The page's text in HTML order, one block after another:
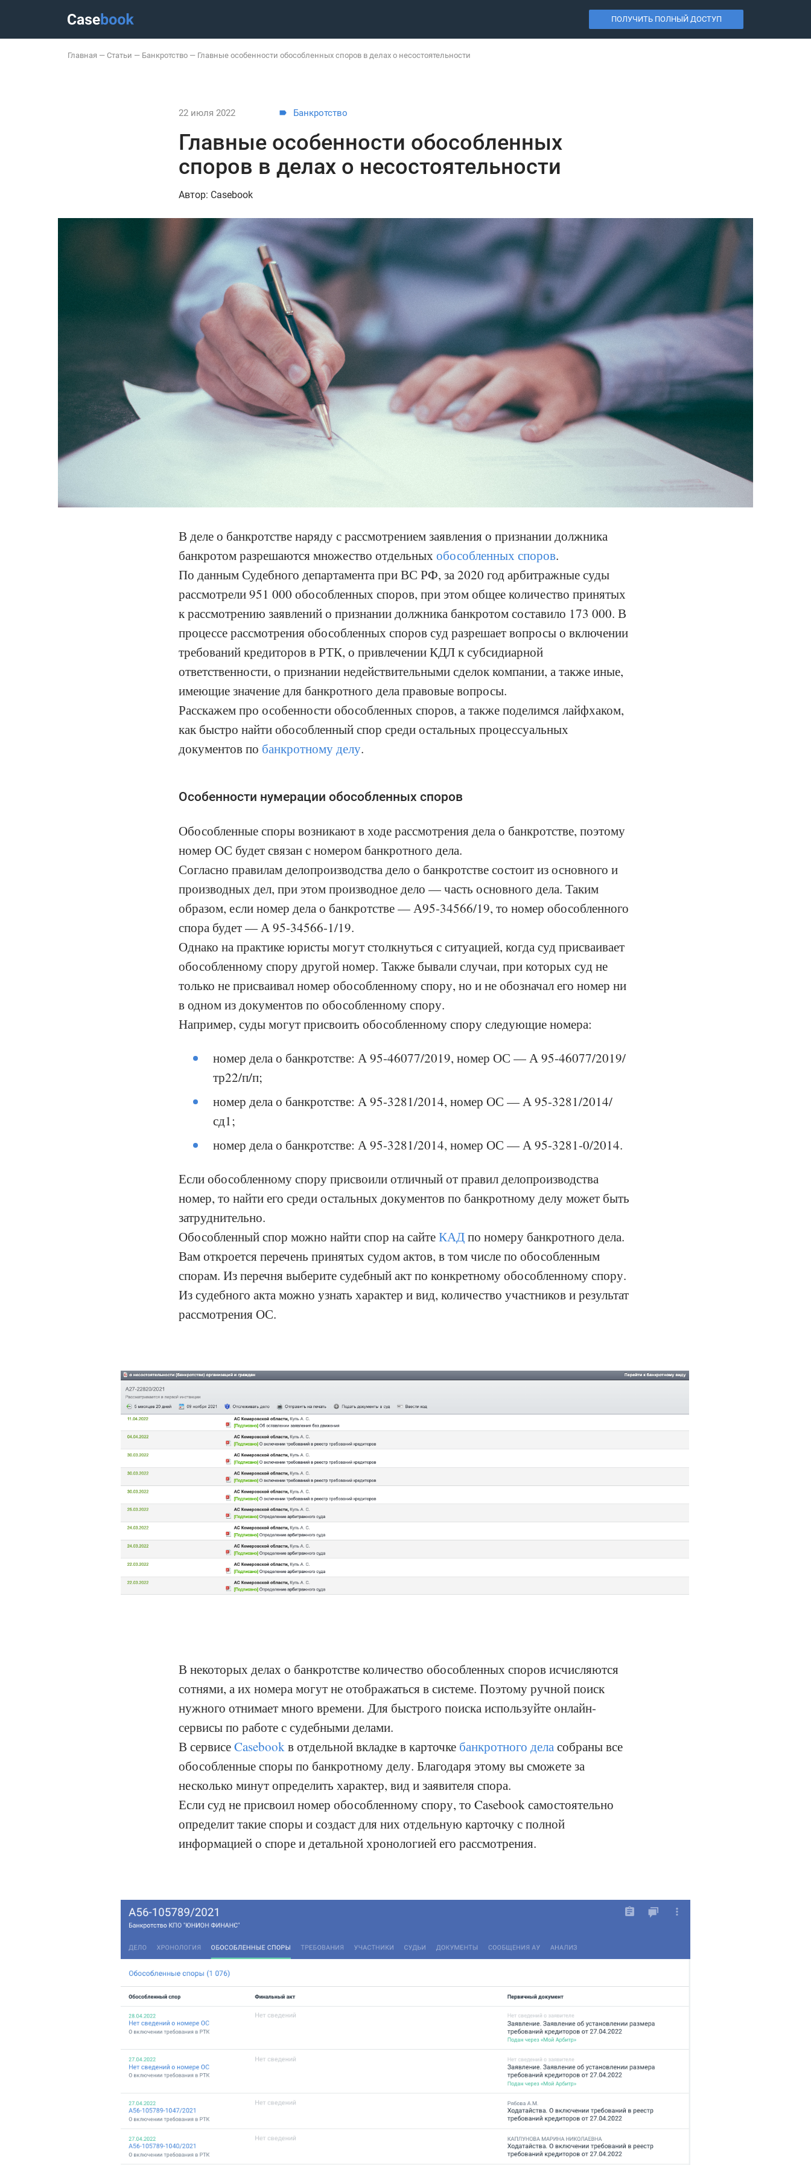
ПОЛУЧИТЬ ПОЛНЫЙ ДОСТУП
Главная — Статьи — Банкротство — Главные особенности обособленных споров в делах о несостоятельности
22 июля 2022 Банкротство
Главные особенности обособленных
споров в делах о несостоятельности
Автор: Casebook
В деле о банкротстве наряду с рассмотрением заявления о признании должника
банкротом разрешаются множество отдельныхобособленных споров.
По данным Судебного департамента при ВС РФ, за 2020 год арбитражные суды
рассмотрели 951 000 обособленных споров, при этом общее количество принятых
к рассмотрению заявлений о признании должника банкротом составило 173 000. В
процессе рассмотрения обособленных споров суд разрешает вопросы о включении
требований кредиторов в РТК, о привлечении КДЛ к субсидиарной
ответственности, о признании недействительными сделок компании, а также иные,
имеющие значение для банкротного дела правовые вопросы.
Расскажем про особенности обособленных споров, а также поделимся лайфхаком,
как быстро найти обособленный спор среди остальных процессуальных
документов по банкротному делу.
Особенности нумерации обособленных споров
Обособленные споры возникают в ходе рассмотрения дела о банкротстве, поэтому
номер ОС будет связан с номером банкротного дела.
Согласно правилам делопроизводства дело о банкротстве состоит из основного и
производных дел, при этом производное дело — часть основного дела. Таким
образом, если номер дела о банкротстве — А95-34566/19, то номер обособленного
спора будет — А 95-34566-1/19.
Однако на практике юристы могут столкнуться с ситуацией, когда суд присваивает
обособленному спору другой номер. Также бывали случаи, при которых суд не
только не присваивал номер обособленному спору, но и не обозначал его номер ни
в одном из документов по обособленному спору.
Например, суды могут присвоить обособленному спору следующие номера:
номер дела о банкротстве: А 95-46077/2019, номер ОС — А 95-46077/2019/
тр22/п/п;
номер дела о банкротстве: А 95-3281/2014, номер ОС — А 95-3281/2014/
сд1;
номер дела о банкротстве: А 95-3281/2014, номер ОС — А 95-3281-0/2014.
Если обособленному спору присвоили отличный от правил делопроизводства
номер, то найти его среди остальных документов по банкротному делу может быть
затруднительно.
Обособленный спор можно найти спор на сайтеКАДпо номеру банкротного дела.
Вам откроется перечень принятых судом актов, в том числе по обособленным
спорам. Из перечня выберите судебный акт по конкретному обособленному спору.
Из судебного акта можно узнать характер и вид, количество участников и результат
рассмотрения ОС.
В некоторых делах о банкротстве количество обособленных споров исчисляются
сотнями, а их номера могут не отображаться в системе. Поэтому ручной поиск
нужного отнимает много времени. Для быстрого поиска используйте онлайн-
сервисы по работе с судебными делами.
В сервисеCasebookв отдельной вкладке в карточке банкротного деласобраны все
обособленные споры по банкротному делу. Благодаря этому вы сможете за
несколько минут определить характер, вид и заявителя спора.
Если суд не присвоил номер обособленному спору, то Casebook самостоятельно
определит такие споры и создаст для них отдельную карточку с полной
информацией о споре и детальной хронологией его рассмотрения.